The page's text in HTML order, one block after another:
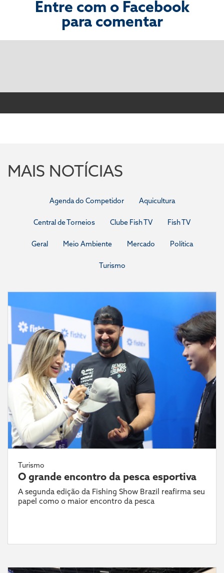
Entre com o Facebook
para comentar
MAIS NOTÍCIAS
Agenda do Competidor Aquicultura
Central de Torneios Clube Fish TV Fish TV
Geral Meio Ambiente Mercado Política
Turismo
Turismo
O grande encontro da pesca esportiva
A segunda edição da Fishing Show Brazil reafirma seu
papel como o maior encontro da pesca